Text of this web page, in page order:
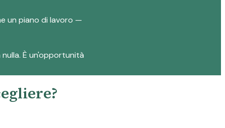
un piano di lavoro —
È un'opportunità